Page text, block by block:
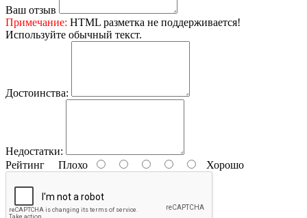
Ваш отзыв
Примечание: HTML разметка не поддерживается!
Используйте обычный текст.
Достоинства:
Недостатки:
Рейтинг
Плохо Хорошо